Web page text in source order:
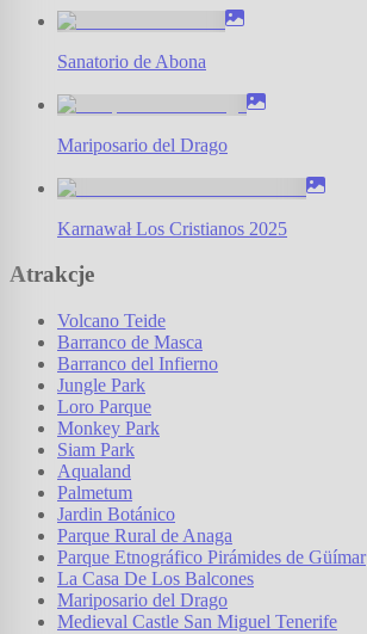
Sanatorio de Abona
Mariposario del Drago
Karnawał Los Cristianos 2025
Atrakcje
Volcano Teide
Barranco de Masca
Barranco del Infierno
Jungle Park
Loro Parque
Monkey Park
Siam Park
Aqualand
Palmetum
Jardin Botánico
Parque Rural de Anaga
Parque Etnográfico Pirámides de Güímar
La Casa De Los Balcones
Mariposario del Drago
Medieval Castle San Miguel Tenerife